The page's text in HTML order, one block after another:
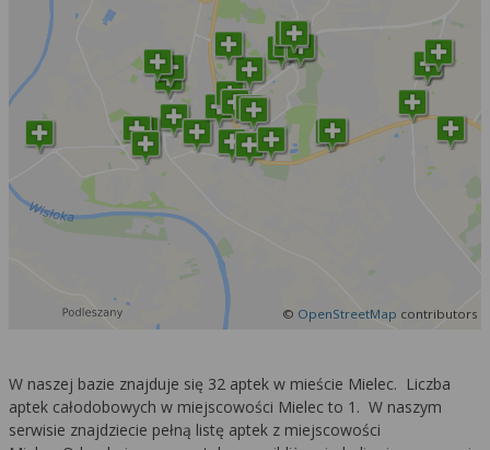
© OpenStreetMap contributors
W naszej bazie znajduje się 32 aptek w mieście Mielec. Liczba
aptek całodobowych w miejscowości Mielec to 1. W naszym
serwisie znajdziecie pełną listę aptek z miejscowości